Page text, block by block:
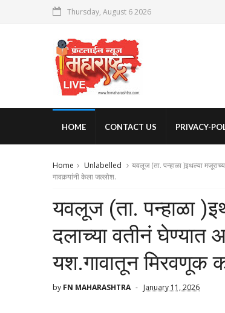
Thursday, August 6 2026
HOME CONTACT US PRIVACY-
Home Unlabelled
यवलूज (ता. पन्हाळा )इथल्या
गावकर्‍यांनी केला जल्लोश.
यवलूज (ता. पन्हाळा
दलाच्या वतीनं घेण्यात
यश.गावातून मिरवणूक
by FN MAHARASHTRA January 11, 2026